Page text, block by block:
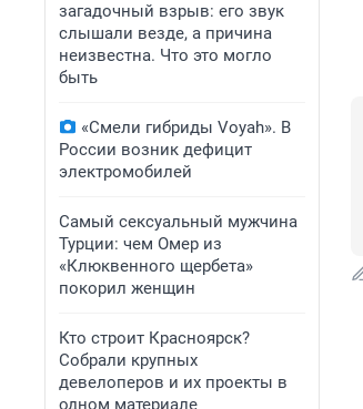
загадочный взрыв: его звук
слышали везде, а причина
неизвестна. Что это могло
быть
«Смели гибриды Voyah». В
России возник дефицит
электромобилей
Самый сексуальный мужчина
Турции: чем Омер из
«Клюквенного щербета»
покорил женщин
Кто строит Красноярск?
Собрали крупных
девелоперов и их проекты в
одном материале